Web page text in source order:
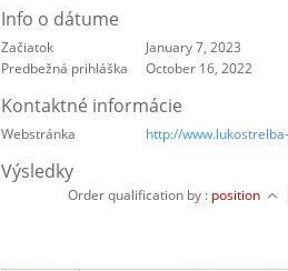
Info o dátume
Začiatok January 7, 2023
Predbežná prihláška
October 16, 2022
Kontaktné informácie
Webstránka http://
Výsledky
Order qualification by : position